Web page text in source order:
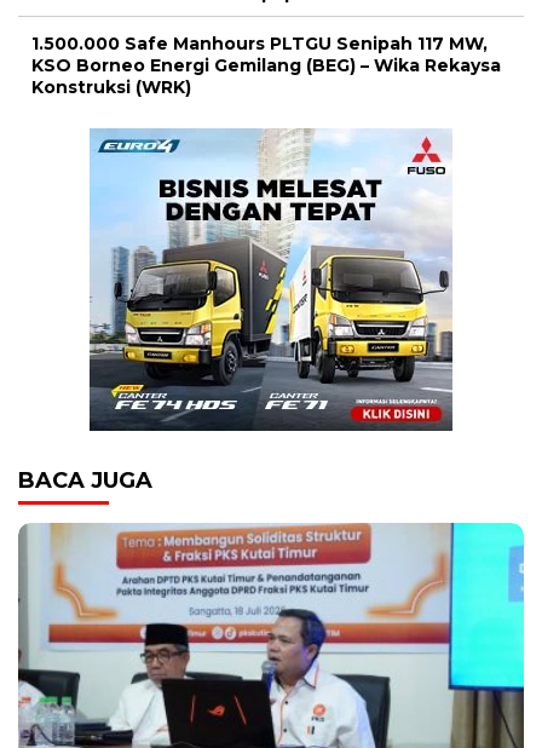
1.500.000 Safe Manhours PLTGU Senipah 117 MW,
KSO Borneo Energi Gemilang (BEG) – Wika Rekaysa
Konstruksi (WRK)
BACA JUGA